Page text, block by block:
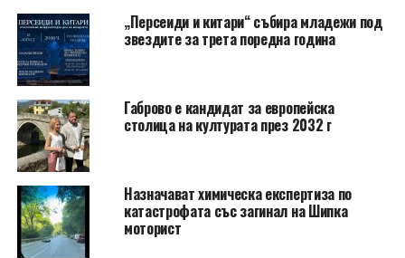
„Персеиди и китари“ събира младежи под
звездите за трета поредна година
Габрово е кандидат за европейска
столица на културата през 2032 г
Назначават химическа експертиза по
катастрофата със загинал на Шипка
моторист